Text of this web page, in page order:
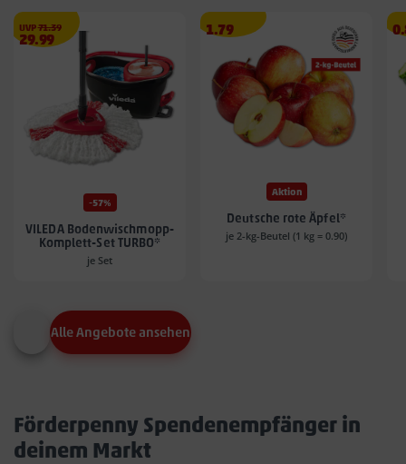
UVP71.39€
Angebotspreis
29.99
29.99
-57%
VILEDA Bodenwischmopp-
Komplett-Set TURBO*
je Set
Angebotspreis
1.79
1.79
Aktion
Deutsche rote Äpfel*
je 2-kg-Beutel (1 kg = 0.90)
Alle Angebote ansehen
Förderpenny Spendenempfänger in
deinem Markt